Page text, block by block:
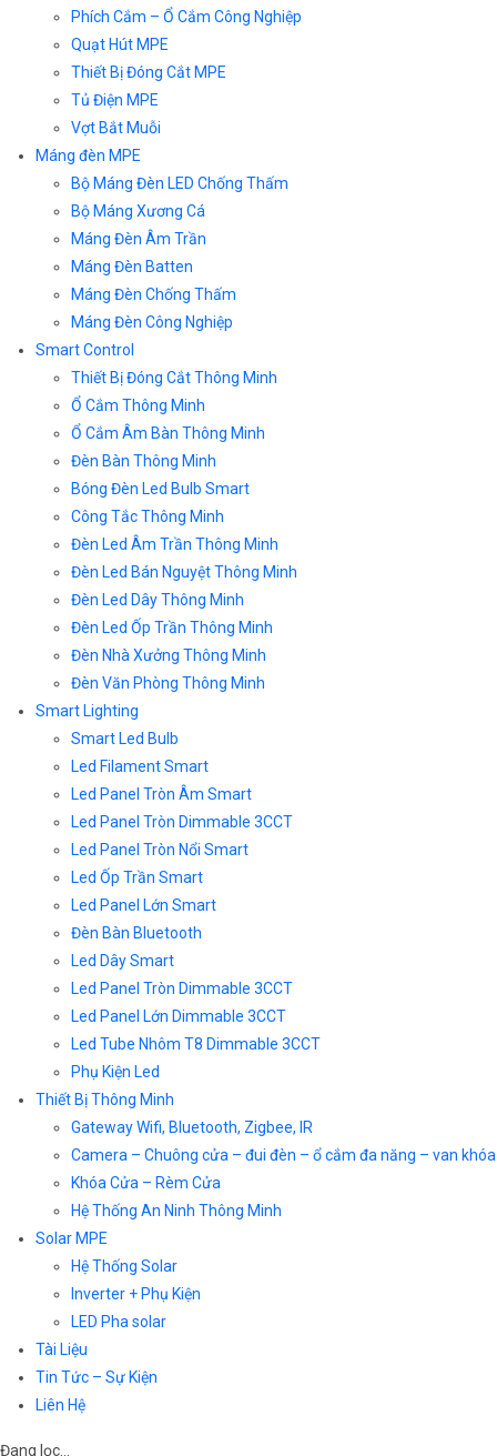
Phích Cắm – Ổ Cắm Công Nghiệp
Quạt Hút MPE
Thiết Bị Đóng Cắt MPE
Tủ Điện MPE
Vợt Bắt Muỗi
Máng đèn MPE
Bộ Máng Đèn LED Chống Thấm
Bộ Máng Xương Cá
Máng Đèn Âm Trần
Máng Đèn Batten
Máng Đèn Chống Thấm
Máng Đèn Công Nghiệp
Smart Control
Thiết Bị Đóng Cắt Thông Minh
Ổ Cắm Thông Minh
Ổ Cắm Âm Bàn Thông Minh
Đèn Bàn Thông Minh
Bóng Đèn Led Bulb Smart
Công Tắc Thông Minh
Đèn Led Âm Trần Thông Minh
Đèn Led Bán Nguyệt Thông Minh
Đèn Led Dây Thông Minh
Đèn Led Ốp Trần Thông Minh
Đèn Nhà Xưởng Thông Minh
Đèn Văn Phòng Thông Minh
Smart Lighting
Smart Led Bulb
Led Filament Smart
Led Panel Tròn Âm Smart
Led Panel Tròn Dimmable 3CCT
Led Panel Tròn Nổi Smart
Led Ốp Trần Smart
Led Panel Lớn Smart
Đèn Bàn Bluetooth
Led Dây Smart
Led Panel Tròn Dimmable 3CCT
Led Panel Lớn Dimmable 3CCT
Led Tube Nhôm T8 Dimmable 3CCT
Phụ Kiện Led
Thiết Bị Thông Minh
Gateway Wifi, Bluetooth, Zigbee, IR
Camera – Chuông cửa – đui đèn – ổ cắm đa năng – van khóa
Khóa Cửa – Rèm Cửa
Hệ Thống An Ninh Thông Minh
Solar MPE
Hệ Thống Solar
Inverter + Phụ Kiện
LED Pha solar
Tài Liệu
Tin Tức – Sự Kiện
Liên Hệ
Đang lọc…